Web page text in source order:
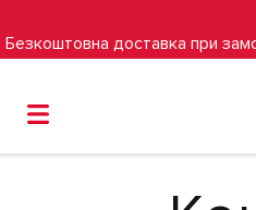
Безкоштовна доставка при